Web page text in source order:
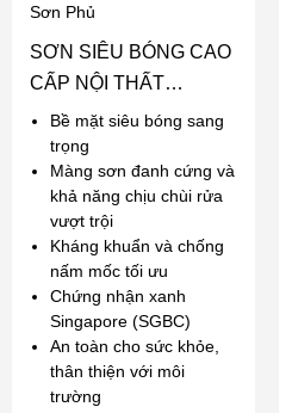
Sơn Phủ
SƠN SIÊU BÓNG CAO
CẤP NỘI THẤT
NASUN ANGEL
Bề mặt siêu bóng sang
trọng
Màng sơn đanh cứng và
khả năng chịu chùi rửa
vượt trội
Kháng khuẩn và chống
nấm mốc tối ưu
Chứng nhận xanh
Singapore (SGBC)
An toàn cho sức khỏe,
thân thiện với môi
trường